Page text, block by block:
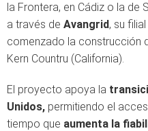
la Frontera, en Cádiz o la de
a través de Avangrid, su
comenzado la construcción
Kern Countru (California).
El proyecto apoya la
Unidos, permitiendo el
tiempo que aumenta la